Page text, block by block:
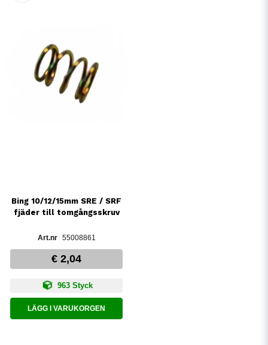
Bing 10/12/15mm SRE / SRF
fjäder till tomgångsskruv
55008861
€ 2,04
963 Styck
LÄGG I VARUKORGEN